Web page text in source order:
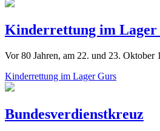
Kinderrettung im Lager
Vor 80 Jahren, am 22. und 23.
Kinderrettung im Lager Gurs
Bundesverdienstkreuz